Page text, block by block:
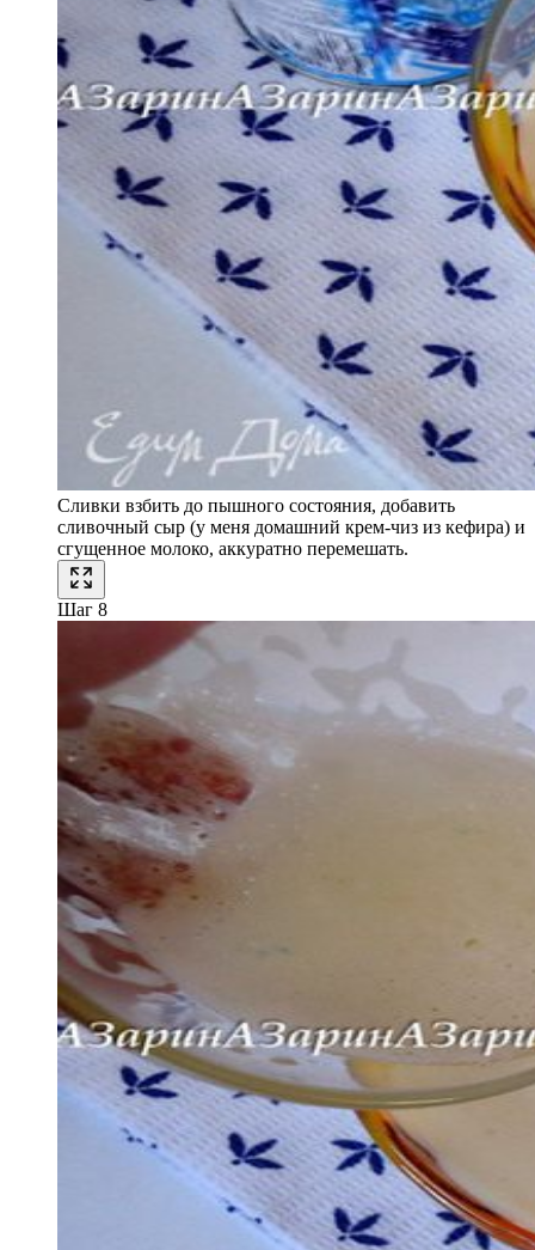
Сливки взбить до пышного состояния, добавить
сливочный сыр (у меня домашний крем-чиз из кефира) и
сгущенное молоко, аккуратно перемешать.
Шаг 8